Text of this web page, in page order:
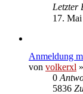
Letzter
17. Mai
Anmeldung
von volkerxl »
0
5836